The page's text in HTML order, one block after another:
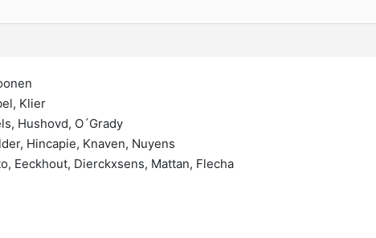
Klier
Hushovd, O´Grady
Hincapie, Knaven, Nuyens
Eeckhout, Dierckxsens, Mattan, Flecha